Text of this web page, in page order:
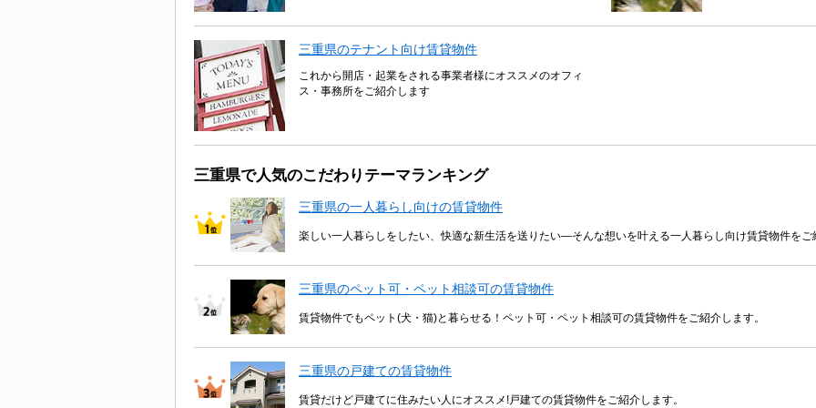
三重県のテナント向け賃貸物件
これから開店・起業をされる事業者様にオススメのオフィ
ス・事務所をご紹介します
三重県で人気のこだわりテーマランキング
三重県の一人暮らし向けの賃貸物件
楽しい一人暮らしをしたい、快適な新生活を送りたい―そんな想いを叶える一人暮らし向け賃貸物件をご
三重県のペット可・ペット相談可の賃貸物件
賃貸物件でもペット(犬・猫)と暮らせる！ペット可・ペット相談可の賃貸物件をご紹介します。
三重県の戸建ての賃貸物件
賃貸だけど戸建てに住みたい人にオススメ!戸建ての賃貸物件をご紹介します。